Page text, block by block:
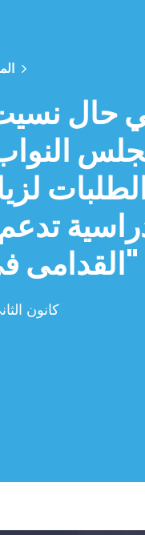
حال
تدعم
القدامى في زمن الحرب"
9 كانون